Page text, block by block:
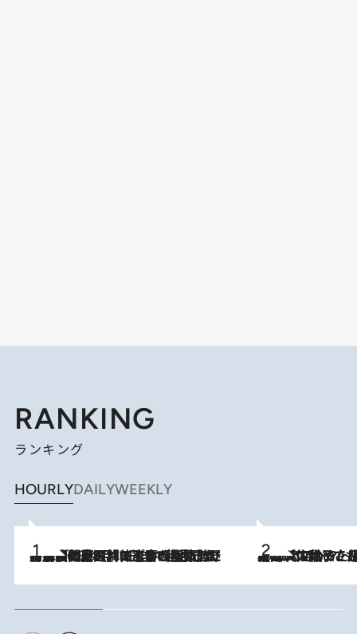
RANKING
ランキング
HOURLYDAILYWEEKLY
2026.8.8
「最後に見られてよかった」上野動物園の東園パンダ舎が解体前に特別公開。8月16日まで延長されたパネル展と共に辿る“半世紀”のパンダ飼育《解体工事の図面あり》 2026.8.5
【阿川佐和子さんの年とる力】なぜ70代で始めた趣味は“こんなに楽しい”のか？ ピアノ、俳句…スランプに陥っても続けられる“ある秘訣”とは